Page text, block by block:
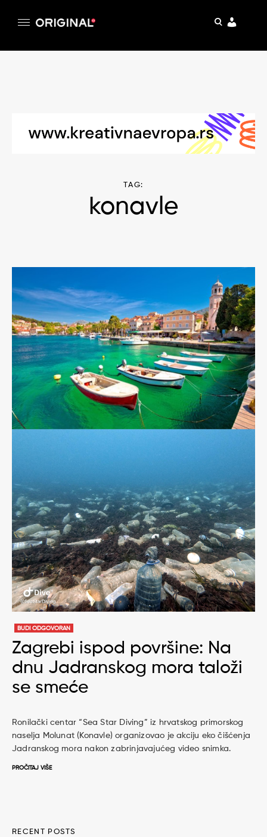
pretraga
TAG:
konavle
BUDI ODGOVORAN
Zagrebi ispod površine: Na
dnu Jadranskog mora taloži
se smeće
Ronilački centar “Sea Star Diving” iz hrvatskog primorskog
naselja Molunat (Konavle) organizovao je akciju eko čišćenja
Jadranskog mora nakon zabrinjavajućeg video snimka.
PROČITAJ VIŠE
RECENT POSTS